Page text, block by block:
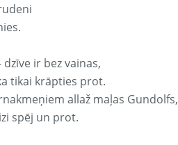
dzīve ir bez vainas,
tikai krāpties prot.
allaž maļas Gundolfs,
spēj un prot.